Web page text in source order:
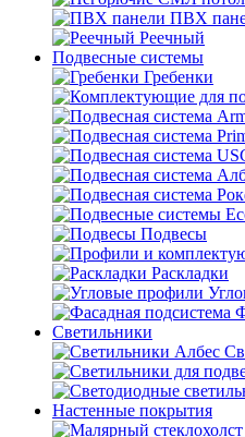
ПВХ
Реечный
Подвесные системы
Гребенки
Подвесы
Раскладки
Светильники
Настенные покрытия